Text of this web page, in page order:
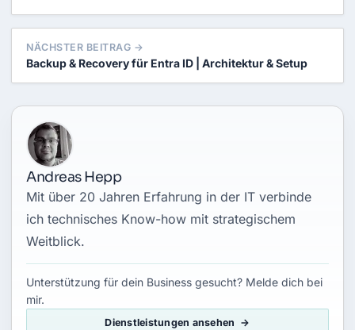
NÄCHSTER BEITRAG →
Backup & Recovery für Entra ID | Architektur & Setup
Andreas Hepp
Mit über 20 Jahren Erfahrung in der IT verbinde
ich technisches Know-how mit strategischem
Weitblick.
Unterstützung für dein Business gesucht? Melde dich bei
mir.
Dienstleistungen ansehen